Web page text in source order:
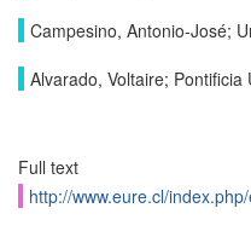
Campesino, Antonio-José;
Alvarado, Voltaire;
Full text
http://www.eure.cl/